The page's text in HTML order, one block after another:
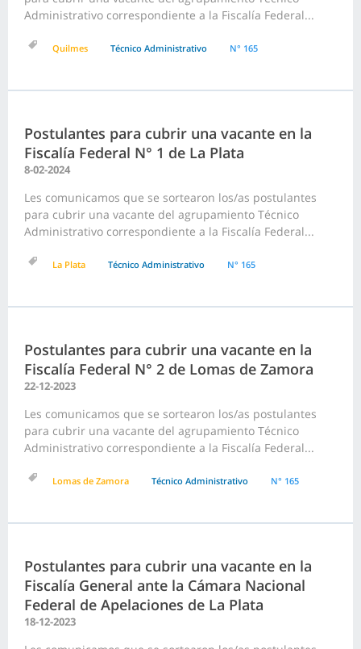
Administrativo correspondiente a la Fiscalía Federal...
Quilmes Técnico Administrativo N° 165
Postulantes para cubrir una vacante en la
Fiscalía Federal N° 1 de La Plata
8-02-2024
Les comunicamos que se sortearon los/as postulantes
para cubrir una vacante del agrupamiento Técnico
Administrativo correspondiente a la Fiscalía Federal...
La Plata Técnico Administrativo N° 165
Postulantes para cubrir una vacante en la
Fiscalía Federal N° 2 de Lomas de Zamora
22-12-2023
Les comunicamos que se sortearon los/as postulantes
para cubrir una vacante del agrupamiento Técnico
Administrativo correspondiente a la Fiscalía Federal...
Lomas de Zamora Técnico Administrativo N° 165
Postulantes para cubrir una vacante en la
Fiscalía General ante la Cámara Nacional
Federal de Apelaciones de La Plata
18-12-2023